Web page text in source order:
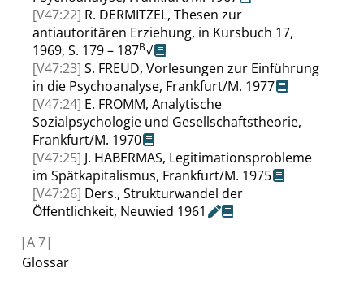
[V47:22] R. DERMITZEL, Thesen zur
antiautoritären Erziehung, in Kursbuch 17,
1969, S. 179 – 187B√
[V47:23] S. FREUD, Vorlesungen zur Einführung
in die Psychoanalyse, Frankfurt/M. 1977
[V47:24] E. FROMM, Analytische
Sozialpsychologie und Gesellschaftstheorie,
Frankfurt/M. 1970
[V47:25] J. HABERMAS, Legitimationsprobleme
im Spätkapitalismus, Frankfurt/M. 1975
[V47:26] Ders., Strukturwandel der
Öffentlichkeit, Neuwied 1961
|A7|
Glossar